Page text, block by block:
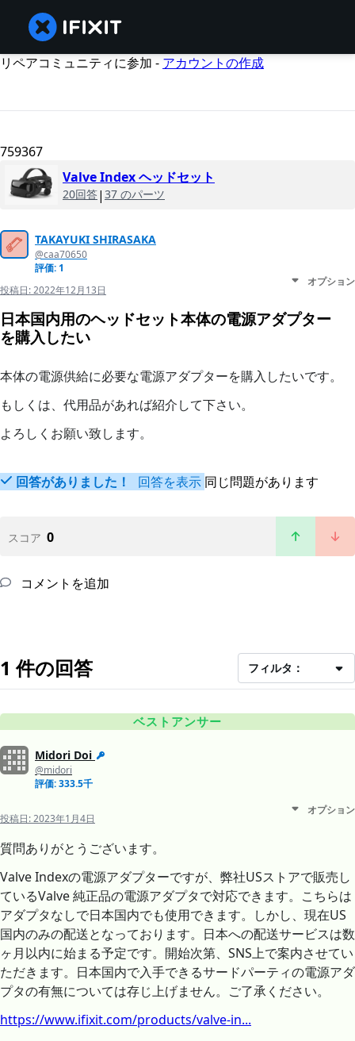
リペアコミュニティに参加 - アカウントの作成
759367
Valve Index ヘッドセット
20回答| 37 のパーツ
TAKAYUKI SHIRASAKA
@caa70650
評価: 1
投稿日:2022年12月13日
オプション
日本国内用のヘッドセット本体の電源アダプター
を購入したい
本体の電源供給に必要な電源アダプターを購入したいです。
もしくは、代用品があれば紹介して下さい。
よろしくお願い致します。
回答がありました！ 回答を表示 同じ問題があります
スコア 0
コメントを追加
1 件の回答 フィルタ：
ベストアンサー
Midori Doi
@midori
評価: 333.5千
投稿日:2023年1月4日
オプション
質問ありがとうございます。
Valve Indexの電源アダプターですが、弊社USストアで販売し
ているValve 純正品の電源アダプタで対応できます。こちらは
アダプタなしで日本国内でも使用できます。しかし、現在US
国内のみの配送となっております。日本への配送サービスは数
ヶ月以内に始まる予定です。開始次第、SNS上で案内させてい
ただきます。日本国内で入手できるサードパーティの電源アダ
プタの有無については存じ上げません。ご了承ください。
https://www.ifixit.com/products/valve-in...